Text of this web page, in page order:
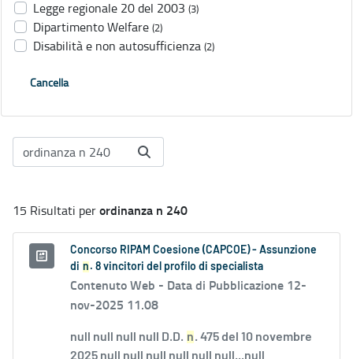
Legge regionale 20 del 2003 (3)
Dipartimento Welfare (2)
Disabilità e non autosufficienza (2)
Cancella
15 Risultati perordinanza n 240
Concorso RIPAM Coesione (CAPCOE) - Assunzione
di n . 8 vincitori del profilo di specialista
Contenuto Web - Data di Pubblicazione 12-
nov-2025 11.08
null null null null D.D. n. 475 del 10 novembre
2025 null null null null null null...null